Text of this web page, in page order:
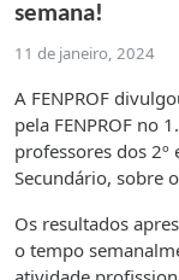
semana!
11 de janeiro, 2024
A FENPROF
pela FENPROF no
professores dos 2º
Secundário, sobre
Os resultados
o tempo